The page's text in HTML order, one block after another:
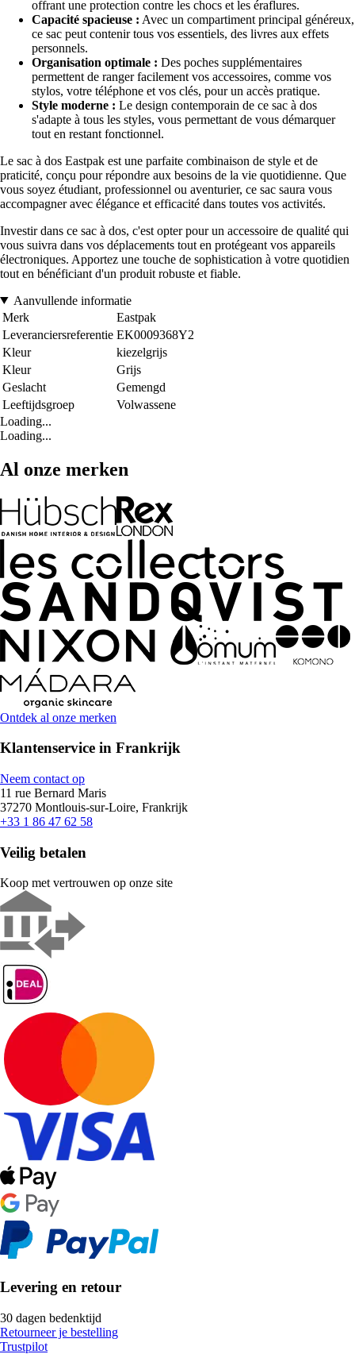
offrant une protection contre les chocs et les éraflures.
Capacité spacieuse : Avec un compartiment principal généreux,
ce sac peut contenir tous vos essentiels, des livres aux effets
personnels.
Organisation optimale : Des poches supplémentaires
permettent de ranger facilement vos accessoires, comme vos
stylos, votre téléphone et vos clés, pour un accès pratique.
Style moderne : Le design contemporain de ce sac à dos
s'adapte à tous les styles, vous permettant de vous démarquer
tout en restant fonctionnel.
Le sac à dos Eastpak est une parfaite combinaison de style et de
praticité, conçu pour répondre aux besoins de la vie quotidienne. Que
vous soyez étudiant, professionnel ou aventurier, ce sac saura vous
accompagner avec élégance et efficacité dans toutes vos activités.
Investir dans ce sac à dos, c'est opter pour un accessoire de qualité qui
vous suivra dans vos déplacements tout en protégeant vos appareils
électroniques. Apportez une touche de sophistication à votre quotidien
tout en bénéficiant d'un produit robuste et fiable.
Aanvullende informatie
Merk
Eastpak
Leveranciersreferentie EK0009368Y2
Kleur
kiezelgrijs
Kleur
Grijs
Geslacht
Gemengd
Leeftijdsgroep
Volwassene
Loading...
Loading...
Al onze merken
Ontdek al onze merken
Klantenservice in Frankrijk
Neem contact op
11 rue Bernard Maris
37270 Montlouis-sur-Loire, Frankrijk
+33 1 86 47 62 58
Veilig betalen
Koop met vertrouwen op onze site
Levering en retour
30 dagen bedenktijd
Retourneer je bestelling
Trustpilot